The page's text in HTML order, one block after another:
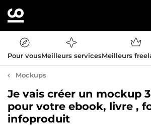
Pour vousMeilleurs servicesMeilleurs
Mockups
Je vais créer un mockup
pour votre ebook, livre ,
infoproduit